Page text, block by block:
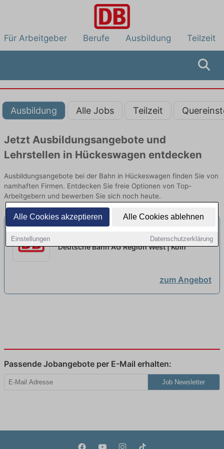
Alle Cookies akzeptieren Alle Cookies ablehnen
Einstellungen Datenschutzerklärung
Für Arbeitgeber Berufe Ausbildung Teilzeit
Ausbildung Alle Jobs Teilzeit
Jetzt Ausbildungsangebote und
Lehrstellen in Hückeswagen entdecken
Ausbildungsangebote bei der Bahn in Hückeswagen finden Sie von
namhaften Firmen. Entdecken Sie freie Optionen von Top-
Arbeitgebern und bewerben Sie sich noch heute.
Lokführer:in 2027 neu
Deutsche Bahn AG Region West | Köln
zum Angebot
Passende Jobangebote per E-Mail erhalten:
Job Newsletter